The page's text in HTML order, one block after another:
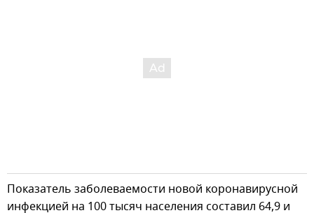
Показатель заболеваемости новой коронавирусной
инфекцией на 100 тысяч населения составил 64,9 и